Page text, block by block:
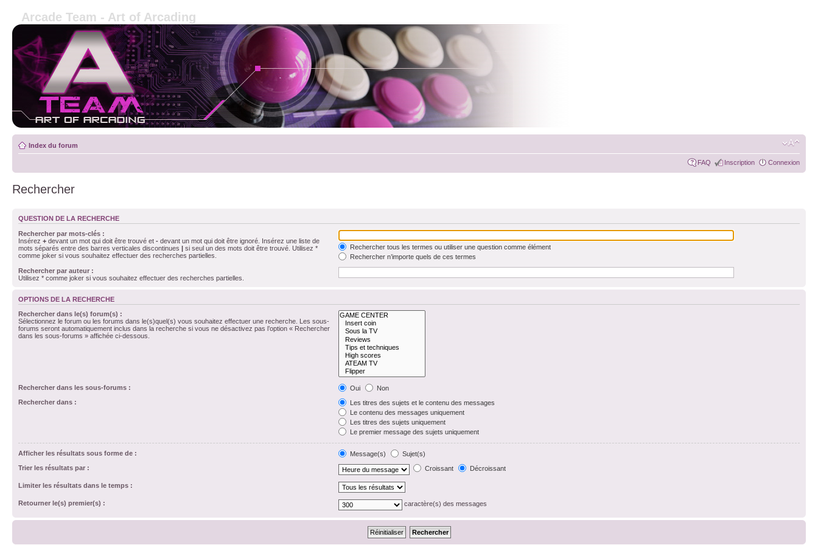
Arcade Team - Art of Arcading
Index du forum
FAQ Inscription Connexion
Rechercher
QUESTION DE LA RECHERCHE
Rechercher par mots-clés :
Insérez + devant un mot qui doit être trouvé et - devant un mot qui doit être ignoré. Insérez une liste de
mots séparés entre des barres verticales discontinues | si seul un des mots doit être trouvé. Utilisez *
comme joker si vous souhaitez effectuer des recherches partielles.
Rechercher tous les termes ou utiliser une question comme élément
Rechercher n’importe quels de ces termes
Rechercher par auteur :
Utilisez * comme joker si vous souhaitez effectuer des recherches partielles.
OPTIONS DE LA RECHERCHE
Rechercher dans le(s) forum(s) :
Sélectionnez le forum ou les forums dans le(s)quel(s) vous souhaitez effectuer une recherche. Les sous-
forums seront automatiquement inclus dans la recherche si vous ne désactivez pas l’option « Rechercher
dans les sous-forums » affichée ci-dessous.
Rechercher dans les sous-forums : Oui
Non
Rechercher dans :
Les titres des sujets et le contenu des messages
Le contenu des messages uniquement
Les titres des sujets uniquement
Le premier message des sujets uniquement
Afficher les résultats sous forme de : Message(s)
Sujet(s)
Trier les résultats par :
Croissant Décroissant
Limiter les résultats dans le temps :
Retourner le(s) premier(s) : caractère(s) des messages